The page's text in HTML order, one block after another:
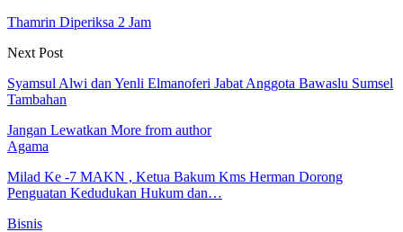
Thamrin Diperiksa 2 Jam
Next Post
Syamsul Alwi dan Yenli Elmanoferi Jabat Anggota Bawaslu Sumsel
Tambahan
Jangan Lewatkan More from author
Agama
Milad Ke -7 MAKN , Ketua Bakum Kms Herman Dorong
Penguatan Kedudukan Hukum dan…
Bisnis